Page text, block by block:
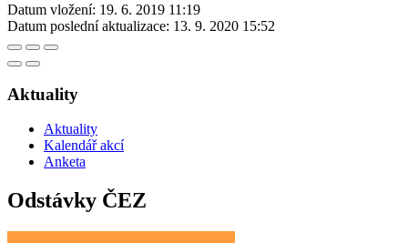
Datum vložení: 19. 6. 2019 11:19
Datum poslední aktualizace: 13. 9. 2020 15:52
Aktuality
Aktuality
Kalendář akcí
Anketa
Odstávky ČEZ